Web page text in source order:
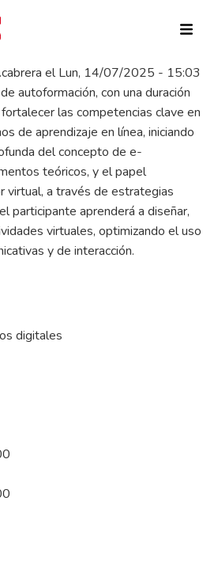
elLun, 14/07/2025 - 15:03
autoformación, con una duración
las competencias clave en
de aprendizaje en línea, iniciando
del concepto de e-
teóricos, y el papel
virtual, a través de estrategias
participante aprenderá a diseñar,
virtuales, optimizando el uso
y de interacción.
digitales